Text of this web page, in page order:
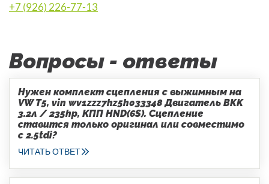
+7 (926) 226-77-13
Вопросы - ответы
Нужен комплект сцепления с выжимным на
VW T5, vin wv1zzz7hz5h033348 Двигатель BKK
3.2л / 235hp, КПП HND(6S). Сцепление
ставится только оригинал или совместимо
с 2.5tdi?
ЧИТАТЬ ОТВЕТ